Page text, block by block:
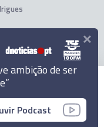
de Notícias, Lda.
os direitos reservados.
ambição de ser
Podcast
×